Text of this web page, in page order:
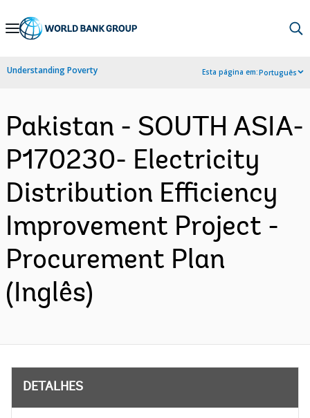
Skip
Navigation
Understanding Poverty Esta página em:Português
Pakistan - SOUTH ASIA-
P170230- Electricity
Distribution Efficiency
Improvement Project -
Procurement Plan
(Inglês)
DETALHES